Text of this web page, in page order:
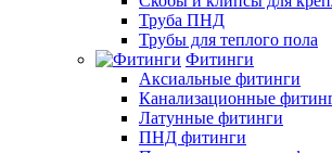
Труба ПНД
Трубы для теплого пола
Фитинги
Аксиальные фитинги
Канализационные
Латунные фитинги
ПНД фитинги